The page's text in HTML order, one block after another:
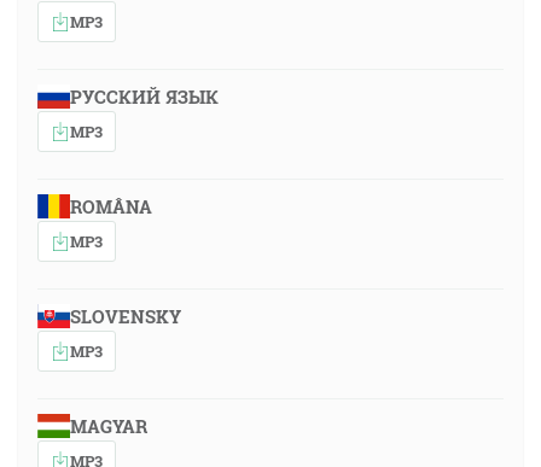
MP3
РУССКИЙ ЯЗЫК
MP3
ROMÂNA
MP3
SLOVENSKY
MP3
MAGYAR
MP3